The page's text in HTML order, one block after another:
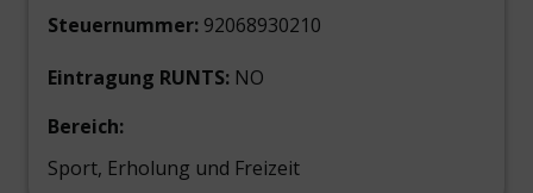
Steuernummer: 92068930210
Eintragung RUNTS: NO
Bereich:
Sport, Erholung und Freizeit